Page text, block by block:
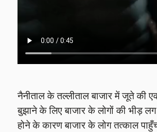
नैनीताल के तल्लीताल बाजार में जूते की
बुझाने के लिए बाजार के लोगों की भीड़
होने के कारण बाजार के लोग तत्काल